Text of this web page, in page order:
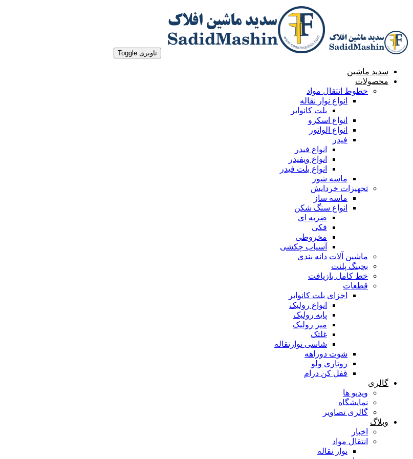
ناوبری Toggle
سدید ماشین
محصولات
خطوط انتقال مواد
انواع نوار نقاله
بلت کانوایر
انواع اسکرو
انواع الواتور
فیدر
انواع فیدر
انواع ویفیدر
انواع بلت فیدر
ماسه شور
تجهیزات خردایش
ماسه ساز
انواع سنگ شکن
ضربه ای
فکی
مخروطی
آسیاب چکشی
ماشین آلات دانه بندی
بچینگ پلنت
خط کامل بازیافت
قطعات
اجزای بلت کانوایر
انواع رولیک
پایه رولیک
میز رولیک
غلتک
شاسی نوارنقاله
شوت دوراهه
روتاری ولو
قفل کن درام
گالری
ویدیو ها
نمایشگاه
گالری تصاویر
وبلاگ
اخبار
انتقال مواد
نوار نقاله